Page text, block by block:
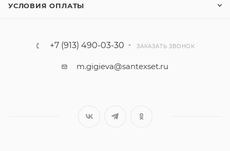
УСЛОВИЯ ОПЛАТЫ
+7 (913) 490-03-30 ЗАКАЗАТЬ ЗВОНОК
m.gigieva@santexset.ru